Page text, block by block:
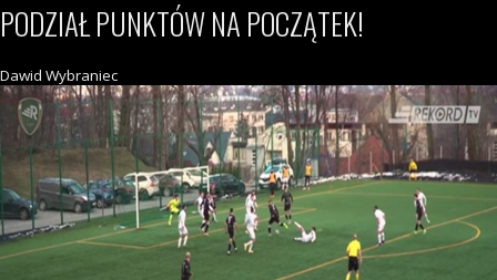
PODZIAŁ PUNKTÓW NA POCZĄTEK!
Dawid Wybraniec